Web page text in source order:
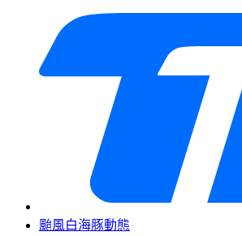
颱風白海豚動態